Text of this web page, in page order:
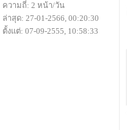
ความถี่: 2 หน้า/วัน
ล่าสุด: 27-01-2566, 00:20:30
ตั้งแต่: 07-09-2555, 10:58:33